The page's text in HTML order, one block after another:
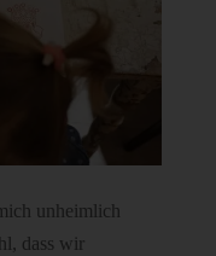
unheimlich
dass wir